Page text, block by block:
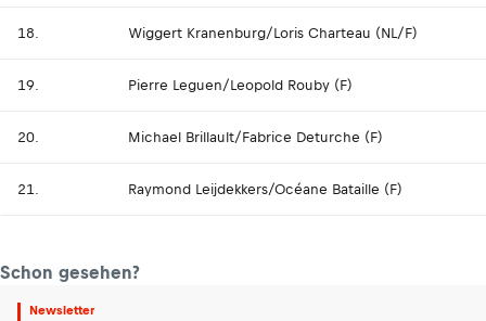
18. Wiggert Kranenburg/Loris Charteau (NL/F)
19. Pierre Leguen/Leopold Rouby (F)
20. Michael Brillault/Fabrice Deturche (F)
21. Raymond Leijdekkers/Océane Bataille (F)
Schon gesehen?
Newsletter